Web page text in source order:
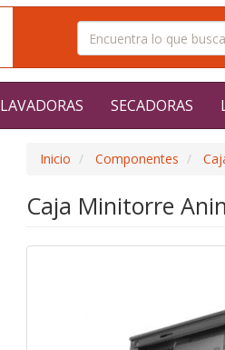
LAVADORAS SECADORAS
Inicio Componentes
Caja Minitorre